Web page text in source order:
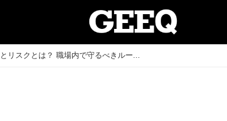
リスクとは？ 職場内で守るべきルー...